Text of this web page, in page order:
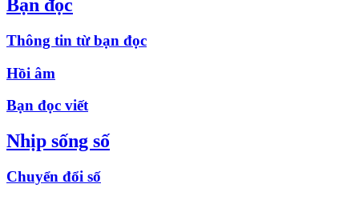
Bạn đọc
Thông tin từ bạn đọc
Hồi âm
Bạn đọc viết
Nhịp sống số
Chuyển đổi số